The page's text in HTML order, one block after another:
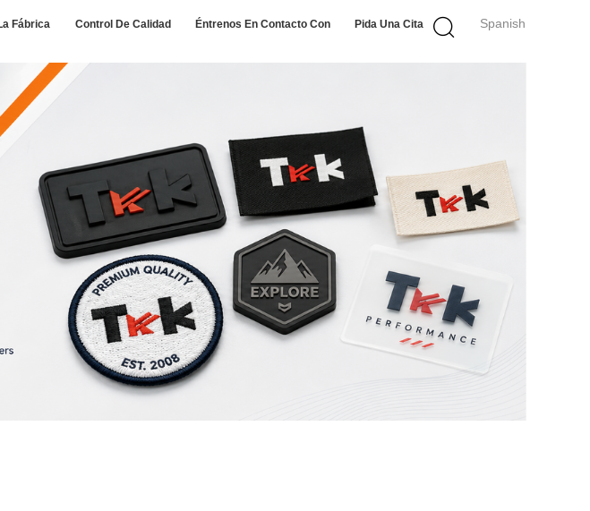
Spanish
Fábrica Control De Calidad Éntrenos En Contacto Con Pida Una Cita